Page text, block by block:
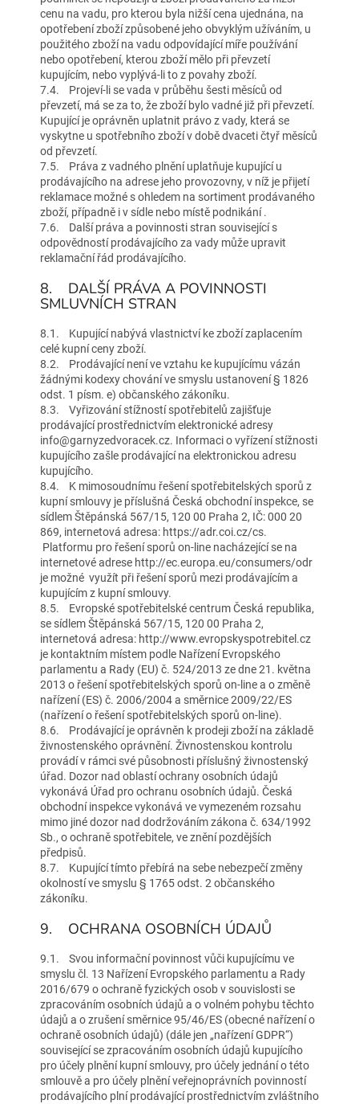
cenu na vadu, pro kterou byla nižší cena ujednána, na
opotřebení zboží způsobené jeho obvyklým užíváním, u
použitého zboží na vadu odpovídající míře používání
nebo opotřebení, kterou zboží mělo při převzetí
kupujícím, nebo vyplývá-li to z povahy zboží.
7.4. Projeví-li se vada v průběhu šesti měsíců od
převzetí, má se za to, že zboží bylo vadné již při převzetí.
Kupující je oprávněn uplatnit právo z vady, která se
vyskytne u spotřebního zboží v době dvaceti čtyř měsíců
od převzetí.
7.5. Práva z vadného plnění uplatňuje kupující u
prodávajícího na adrese jeho provozovny, v níž je přijetí
reklamace možné s ohledem na sortiment prodávaného
zboží, případně i v sídle nebo místě podnikání .
7.6. Další práva a povinnosti stran související s
odpovědností prodávajícího za vady může upravit
reklamační řád prodávajícího.
8. DALŠÍ PRÁVA A POVINNOSTI
SMLUVNÍCH STRAN
8.1. Kupující nabývá vlastnictví ke zboží zaplacením
celé kupní ceny zboží.
8.2. Prodávající není ve vztahu ke kupujícímu vázán
žádnými kodexy chování ve smyslu ustanovení § 1826
odst. 1 písm. e) občanského zákoníku.
8.3. Vyřizování stížností spotřebitelů zajišťuje
prodávající prostřednictvím elektronické adresy
info@garnyzedvoracek.cz. Informaci o vyřízení stížnosti
kupujícího zašle prodávající na elektronickou adresu
kupujícího.
8.4. K mimosoudnímu řešení spotřebitelských sporů z
kupní smlouvy je příslušná Česká obchodní inspekce, se
sídlem Štěpánská 567/15, 120 00 Praha 2, IČ: 000 20
869, internetová adresa: https://adr.coi.cz/cs.
Platformu pro řešení sporů on-line nacházející se na
internetové adrese http://ec.europa.eu/consumers/odr
je možné využít při řešení sporů mezi prodávajícím a
kupujícím z kupní smlouvy.
8.5. Evropské spotřebitelské centrum Česká republika,
se sídlem Štěpánská 567/15, 120 00 Praha 2,
internetová adresa: http://www.evropskyspotrebitel.cz
je kontaktním místem podle Nařízení Evropského
parlamentu a Rady (EU) č. 524/2013 ze dne 21. května
2013 o řešení spotřebitelských sporů on-line a o změně
nařízení (ES) č. 2006/2004 a směrnice 2009/22/ES
(nařízení o řešení spotřebitelských sporů on-line).
8.6. Prodávající je oprávněn k prodeji zboží na základě
živnostenského oprávnění. Živnostenskou kontrolu
provádí v rámci své působnosti příslušný živnostenský
úřad. Dozor nad oblastí ochrany osobních údajů
vykonává Úřad pro ochranu osobních údajů. Česká
obchodní inspekce vykonává ve vymezeném rozsahu
mimo jiné dozor nad dodržováním zákona č. 634/1992
Sb., o ochraně spotřebitele, ve znění pozdějších
předpisů.
8.7. Kupující tímto přebírá na sebe nebezpečí změny
okolností ve smyslu § 1765 odst. 2 občanského
zákoníku.
9. OCHRANA OSOBNÍCH ÚDAJŮ
9.1. Svou informační povinnost vůči kupujícímu ve
smyslu čl. 13 Nařízení Evropského parlamentu a Rady
2016/679 o ochraně fyzických osob v souvislosti se
zpracováním osobních údajů a o volném pohybu těchto
údajů a o zrušení směrnice 95/46/ES (obecné nařízení o
ochraně osobních údajů) (dále jen „nařízení GDPR“)
související se zpracováním osobních údajů kupujícího
pro účely plnění kupní smlouvy, pro účely jednání o této
smlouvě a pro účely plnění veřejnoprávních povinností
prodávajícího plní prodávající prostřednictvím zvláštního